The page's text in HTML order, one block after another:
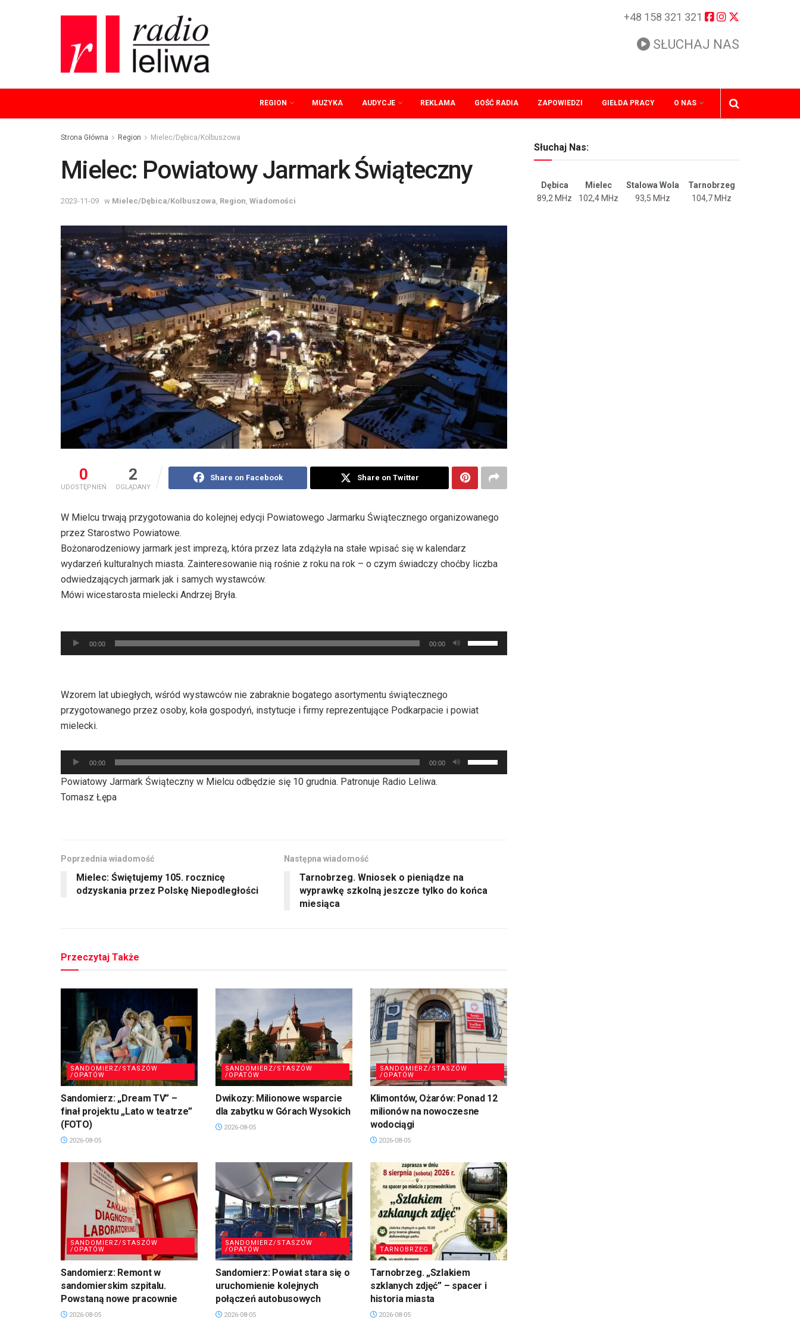
+48 158 321 321
SŁUCHAJ NAS
REGION MUZYKA AUDYCJE REKLAMA GOŚĆ RADIA ZAPOWIEDZI GIEŁDA PRACY O NAS
Strona Główna Region Mielec/Dębica/Kolbuszowa
Mielec: Powiatowy Jarmark Świąteczny
2023-11-09 w Mielec/Dębica/Kolbuszowa Region Wiadomości
0
UDOSTĘPNIEŃ
2
OGLĄDANY
Share on Facebook Share on Twitter
W Mielcu trwają przygotowania do kolejnej edycji Powiatowego Jarmarku Świątecznego organizowanego
przez Starostwo Powiatowe.
Bożonarodzeniowy jarmark jest imprezą, która przez lata zdążyła na stałe wpisać się w kalendarz
wydarzeń kulturalnych miasta. Zainteresowanie nią rośnie z roku na rok – o czym świadczy choćby liczba
odwiedzających jarmark jak i samych wystawców.
Mówi wicestarosta mielecki Andrzej Bryła.
Odtwarzacz
plików
00:00 00:00
strzałek
do
zwiększyć
lub
Wzorem lat ubiegłych, wśród wystawców nie zabraknie bogatego asortymentu świątecznego
przygotowanego przez osoby, koła gospodyń, instytucje i firmy reprezentujące Podkarpacie i powiat
mielecki.
Odtwarzacz
plików
dźwiękowych
00:00 00:00
strzałek
lub
Powiatowy Jarmark Świąteczny w Mielcu odbędzie się 10 grudnia. Patronuje Radio Leliwa.
Tomasz Łępa
Poprzednia wiadomość
Mielec: Świętujemy 105. rocznicę
odzyskania przez Polskę Niepodległości
Następna wiadomość
Tarnobrzeg. Wniosek o pieniądze na
wyprawkę szkolną jeszcze tylko do końca
miesiąca
Przeczytaj Także
SANDOMIERZ/STASZÓW
/OPATÓW
Sandomierz: „Dream TV” –
finał projektu „Lato w teatrze”
(FOTO)
2026-08-05
SANDOMIERZ/STASZÓW
/OPATÓW
Dwikozy: Milionowe wsparcie
dla zabytku w Górach Wysokich
2026-08-05
SANDOMIERZ/STASZÓW
/OPATÓW
Klimontów, Ożarów: Ponad 12
milionów na nowoczesne
wodociągi
2026-08-05
SANDOMIERZ/STASZÓW
/OPATÓW
Sandomierz: Remont w
sandomierskim szpitalu.
Powstaną nowe pracownie
2026-08-05
SANDOMIERZ/STASZÓW
/OPATÓW
Sandomierz: Powiat stara się o
uruchomienie kolejnych
połączeń autobusowych
2026-08-05
TARNOBRZEG
Tarnobrzeg. „Szlakiem
szklanych zdjęć” – spacer i
historia miasta
2026-08-05
Słuchaj Nas:
Dębica Mielec Stalowa Wola
Tarnobrzeg
89,2 MHz
102,4 MHz 93,5 MHz 104,7 MHz